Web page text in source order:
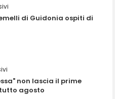
di Guidonia ospiti di
non lascia il prime
agosto